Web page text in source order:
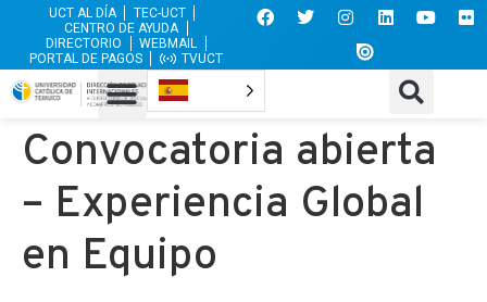
UCT AL DÍA
TEC-UCT
CENTRO DE AYUDA
DIRECTORIO
WEBMAIL
PORTAL DE PAGOS
TVUCT
Convocatoria abierta
– Experiencia Global
en Equipo